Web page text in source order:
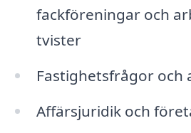
fackföreningar och
tvister
Fastighetsfrågor och
Affärsjuridik och